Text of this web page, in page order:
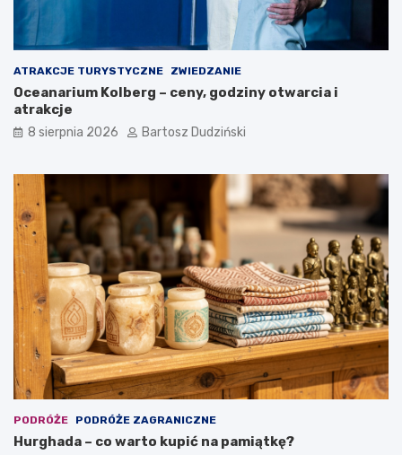
i
c
h
ATRAKCJE TURYSTYCZNE ZWIEDZANIE
Oceanarium Kolberg – ceny, godziny otwarcia i
atrakcje
8 sierpnia 2026 Bartosz Dudziński
PODRÓŻE PODRÓŻE ZAGRANICZNE
Hurghada – co warto kupić na pamiątkę?